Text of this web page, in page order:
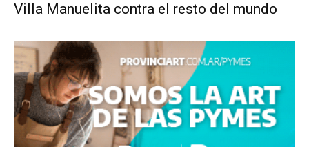
Villa Manuelita contra el resto del mundo